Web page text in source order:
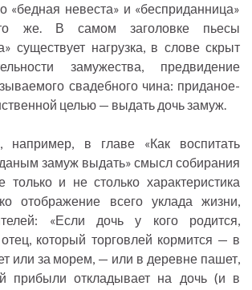
«бедная невеста» и «бесприданница»
же. В самом заголовке пьесы
существует нагрузка, в слове скрыт
замужества, предвидение
свадебного чина: приданое-
целью — выдать дочь замуж.
например, в главе «Как воспитать
замуж выдать» смысл собирания
и не столько характеристика
отображение всего уклада жизни,
«Если дочь у кого родится,
который торговлей кормится — в
или за морем, — или в деревне пашет,
прибыли откладывает на дочь (и в